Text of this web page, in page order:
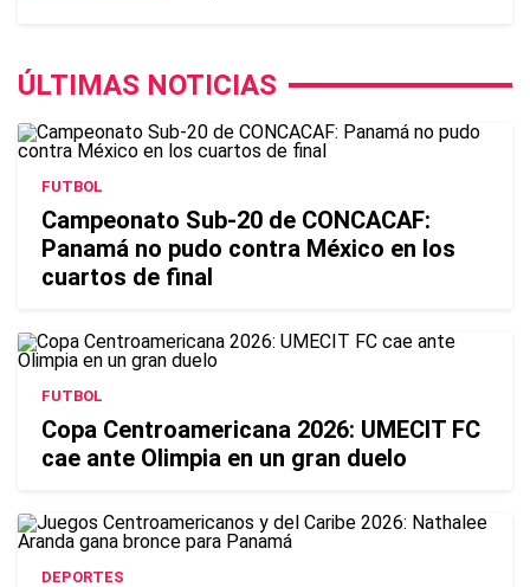
ÚLTIMAS NOTICIAS
FUTBOL
Campeonato Sub-20 de CONCACAF:
Panamá no pudo contra México en los
cuartos de final
FUTBOL
Copa Centroamericana 2026: UMECIT FC
cae ante Olimpia en un gran duelo
DEPORTES